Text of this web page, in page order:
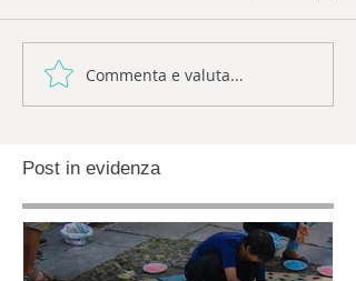
Commenta e valuta...
Post in evidenza